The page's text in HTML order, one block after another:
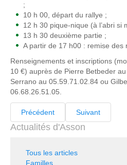
;
10 h 00, départ du rallye ;
12 h 30 pique-nique (à l’abri si
13 h 30 deuxième partie ;
A partir de 17 h00 : remise des
Renseignements et inscriptions
10 €) auprès de Pierre Betbeder
Serrano au 05.59.71.02.84 ou
06.68.26.51.05.
Précédent Suivant
Actualités d'Asson
Tous les articles
Familles